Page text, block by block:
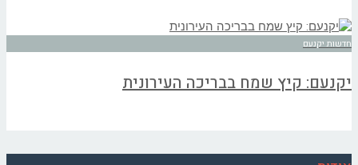
חדשות יקנעם
יקנעם: קיץ שמח בבריכה העירונית